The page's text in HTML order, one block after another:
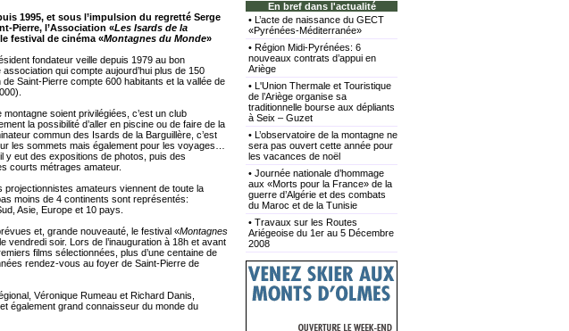
1995, et sous l’impulsion du regretté Serge
Pierre, l’Association «Les Isards de la
festival de cinéma «Montagnes du Monde»
fondateur veille depuis 1979 au bon
qui compte aujourd’hui plus de 150
Saint-Pierre compte 600 habitants et la vallée de
soient privilégiées, c’est un club
la possibilité d’aller en piscine ou de faire de la
commun des Isards de la Barguillère, c’est
les sommets mais également pour les voyages…
y eut des expositions de photos, puis des
courts métrages amateur.
projectionnistes amateurs viennent de toute la
moins de 4 continents sont représentés:
Asie, Europe et 10 pays.
et, grande nouveauté, le festival «Montagnes
vendredi soir. Lors de l’inauguration à 18h et avant
films sélectionnées, plus d’une centaine de
rendez-vous au foyer de Saint-Pierre de
Véronique Rumeau et Richard Danis,
également grand connaisseur du monde du
En bref dans l'actualité
• L’acte de naissance du GECT
«Pyrénées-Méditerranée»
• Région Midi-Pyrénées: 6
nouveaux contrats d’appui en
Ariège
• L'Union Thermale et Touristique
de l’Ariège organise sa
traditionnelle bourse aux dépliants
à Seix – Guzet
• L’observatoire de la montagne ne
sera pas ouvert cette année pour
les vacances de noël
• Journée nationale d’hommage
aux «Morts pour la France» de la
guerre d’Algérie et des combats
du Maroc et de la Tunisie
• Travaux sur les Routes
Ariégeoise du 1er au 5 Décembre
2008